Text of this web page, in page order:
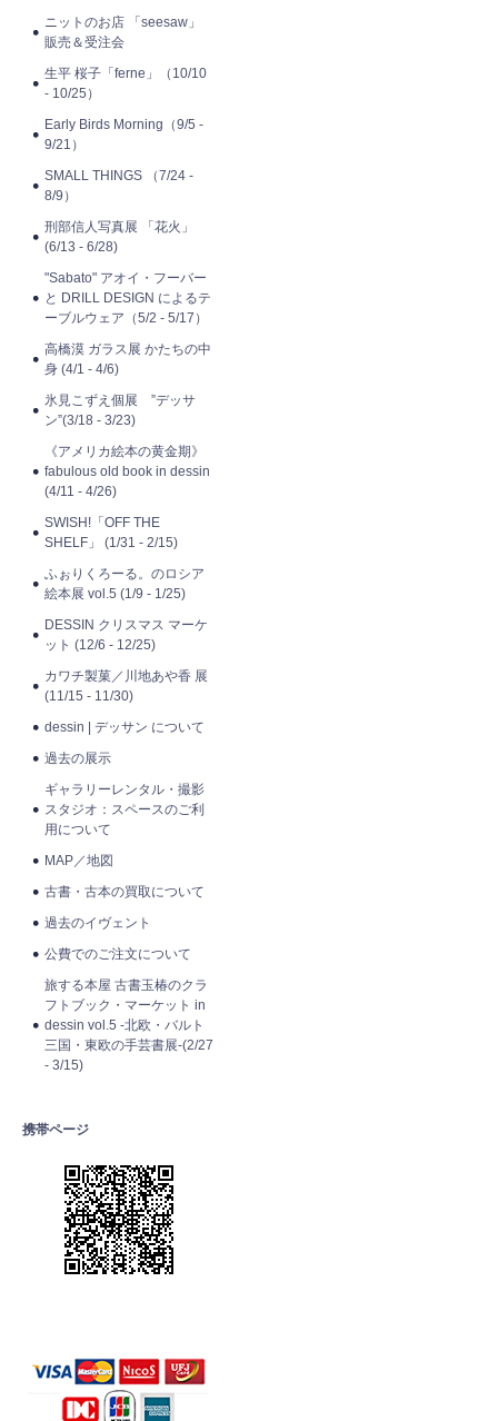
ニットのお店 「seesaw」
販売＆受注会
生平 桜子「ferne」（10/10
- 10/25）
Early Birds Morning（9/5 -
9/21）
SMALL THINGS （7/24 -
8/9）
刑部信人写真展 「花火」
(6/13 - 6/28)
"Sabato" アオイ・フーバー
と DRILL DESIGN によるテ
ーブルウェア（5/2 - 5/17）
高橋漠 ガラス展 かたちの中
身 (4/1 - 4/6)
氷見こずえ個展 ”デッサ
ン”(3/18 - 3/23)
《アメリカ絵本の黄金期》
fabulous old book in dessin
(4/11 - 4/26)
SWISH!「OFF THE
SHELF」 (1/31 - 2/15)
ふぉりくろーる。のロシア
絵本展 vol.5 (1/9 - 1/25)
DESSIN クリスマス マーケ
ット (12/6 - 12/25)
カワチ製菓／川地あや香 展
(11/15 - 11/30)
dessin | デッサン について
過去の展示
ギャラリーレンタル・撮影
スタジオ：スペースのご利
用について
MAP／地図
古書・古本の買取について
過去のイヴェント
公費でのご注文について
旅する本屋 古書玉椿のクラ
フトブック・マーケット in
dessin vol.5 -北欧・バルト
三国・東欧の手芸書展-(2/27
- 3/15)
携帯ページ